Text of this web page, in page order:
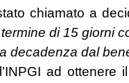
chiamato a
di 15 giorni
decadenza dal
ad ottenere